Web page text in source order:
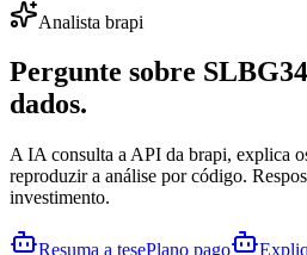
Analista brapi
Pergunte sobre SLBG34
dados.
A IA consulta a API da brapi, explica
reproduzir a análise por código.
investimento.
Resuma a tesePlano pago